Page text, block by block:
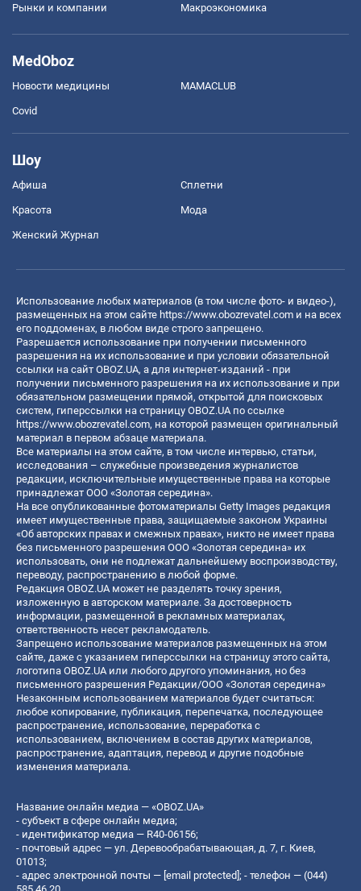
Рынки и компании Mакроэкономика
MedOboz
Новости медицины MAMACLUB
Covid
Шоу
Афиша Сплетни
Красота Мода
Женский Журнал
Использование любых материалов (в том числе фото- и видео-),
размещенных на этом сайте https://www.obozrevatel.com и на всех
его поддоменах, в любом виде строго запрещено.
Разрешается использование при получении письменного
разрешения на их использование и при условии обязательной
ссылки на сайт OBOZ.UA, а для интернет-изданий - при
получении письменного разрешения на их использование и при
обязательном размещении прямой, открытой для поисковых
систем, гиперссылки на страницу OBOZ.UA по ссылке
https://www.obozrevatel.com, на которой размещен оригинальный
материал в первом абзаце материала.
Все материалы на этом сайте, в том числе интервью, статьи,
исследования – служебные произведения журналистов
редакции, исключительные имущественные права на которые
принадлежат ООО «Золотая середина».
На все опубликованные фотоматериалы Getty Images редакция
имеет имущественные права, защищаемые законом Украины
«Об авторских правах и смежных правах», никто не имеет права
без письменного разрешения ООО «Золотая середина» их
использовать, они не подлежат дальнейшему воспроизводству,
переводу, распространению в любой форме.
Редакция OBOZ.UA может не разделять точку зрения,
изложенную в авторском материале. За достоверность
информации, размещенной в рекламных материалах,
ответственность несет рекламодатель.
Запрещено использование материалов размещенных на этом
сайте, даже с указанием гиперссылки на страницу этого сайта,
логотипа OBOZ.UA или любого другого упоминания, но без
письменного разрешения Редакции/ООО «Золотая середина»
Незаконным использованием материалов будет считаться:
любое копирование, публикация, перепечатка, последующее
распространение, использование, переработка с
использованием, включением в состав других материалов,
распространение, адаптация, перевод и другие подобные
изменения материала.
Название онлайн медиа — «OBOZ.UA»
- субъект в сфере онлайн медиа;
- идентификатор медиа — R40-06156;
- почтовый адрес — ул. Деревообрабатывающая, д. 7, г. Киев,
01013;
- адрес электронной почты — [email protected] ; - телефон — (044)